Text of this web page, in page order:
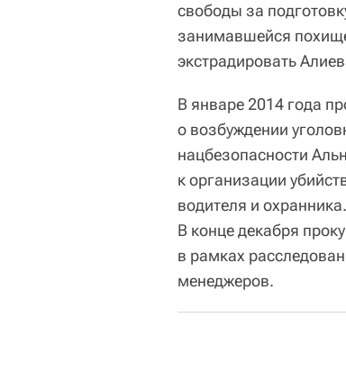
свободы за
занимавшейся
экстрадировать
В январе 2014 года
о возбуждении
нацбезопасности
к организации
водителя и
В конце декабря
в рамках
менеджеров.